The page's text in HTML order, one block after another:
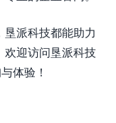
派科技都能助力
欢迎访问垦派科技
体验！